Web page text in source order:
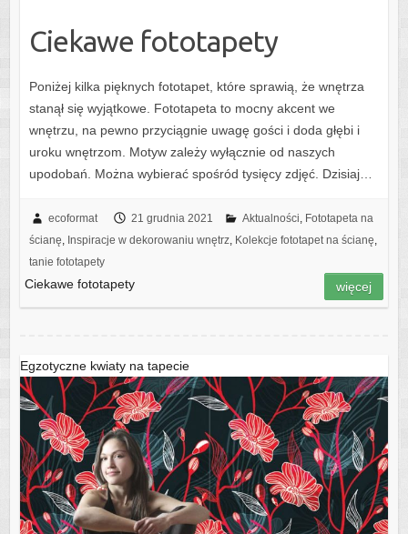
Ciekawe fototapety
Poniżej kilka pięknych fototapet, które sprawią, że wnętrza
stanął się wyjątkowe. Fototapeta to mocny akcent we
wnętrzu, na pewno przyciągnie uwagę gości i doda głębi i
uroku wnętrzom. Motyw zależy wyłącznie od naszych
upodobań. Można wybierać spośród tysięcy zdjęć. Dzisiaj…
ecoformat 21 grudnia 2021 Aktualności Fototapeta na
ścianę Inspiracje w dekorowaniu wnętrz, Kolekcje fototapet na ścianę
tanie fototapety
Ciekawe fototapety więcej
Egzotyczne kwiaty na tapecie